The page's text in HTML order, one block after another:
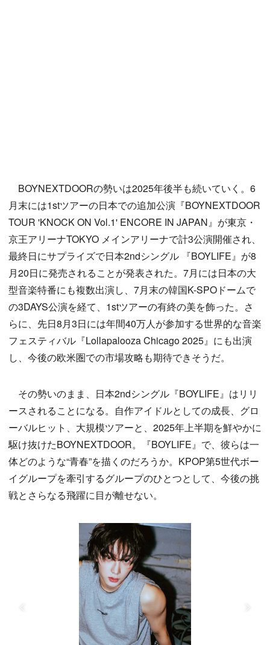
BOYNEXTDOORの勢いは2025年後半も続いていく。6
月末には1stツアーの日本での追加公演『BOYNEXTDOOR
TOUR 'KNOCK ON Vol.1' ENCORE IN JAPAN』が東京・
京王アリーナTOKYO メインアリーナで計3公演開催され、
最終日にサプライズで日本2ndシングル 『BOYLIFE』が8
月20日に発売されることが発表された。7月には日本の大
型音楽特番にも複数出演し、7月末の韓国K-SPOドームで
の3DAYS公演を経て、1stツアーの有終の美を飾った。さ
らに、先日8月3日には年間40万人が参加する世界的な音楽
フェスティバル『Lollapalooza Chicago 2025』にも出演
し、今後の欧米圏での市場攻略も期待できそうだ。
その勢いのまま、日本2ndシングル『BOYLIFE』はリリ
ースされることになる。自作アイドルとしての成長、グロ
ーバルヒット、大規模ツアーと、2025年上半期を鮮やかに
駆け抜けたBOYNEXTDOOR。『BOYLIFE』で、彼らは一
体どのような“青春”を描くのだろうか。KPOP第5世代ボー
イグループを牽引するグループのひとつとして、今後の挑
戦とさらなる飛躍に目が離せない。